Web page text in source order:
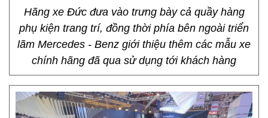
Hãng xe Đức đưa vào trưng bày cả quầy hàng
phụ kiện trang trí, đồng thời phía bên ngoài triển
lãm Mercedes - Benz giới thiệu thêm các mẫu xe
chính hãng đã qua sử dụng tới khách hàng